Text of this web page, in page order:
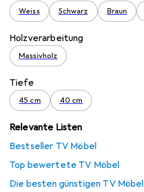
Weiss Schwarz Braun
Holzverarbeitung
Massivholz
Tiefe
45 cm 40 cm
Relevante Listen
Bestseller TV Möbel
Top bewertete TV Möbel
Die besten günstigen TV Möbel